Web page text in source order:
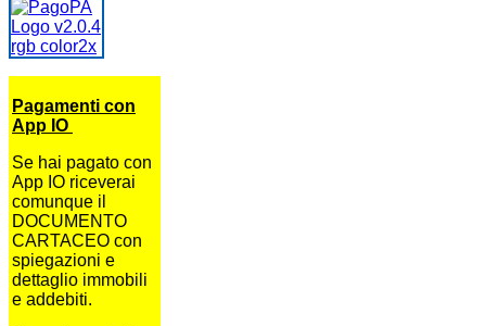
Pagamenti con
App IO
Se hai pagato con
App IO riceverai
comunque il
DOCUMENTO
CARTACEO con
spiegazioni e
dettaglio immobili
e addebiti.